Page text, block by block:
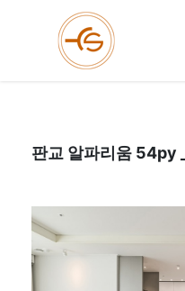
판교 알파리움 54py